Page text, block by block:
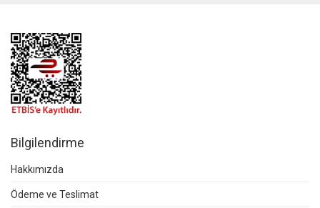
Bilgilendirme
Hakkımızda
Ödeme ve Teslimat